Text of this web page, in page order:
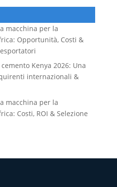
macchina per la
Opportunità, Costi &
Kenya 2026: Una
internazionali &
macchina per la
Costi, ROI & Selezione